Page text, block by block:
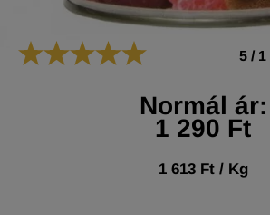
5 / 1
Normál ár:
1 290 Ft
1 613 Ft / Kg